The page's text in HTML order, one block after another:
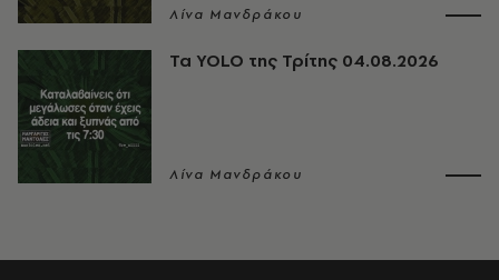
Λίνα Μανδράκου
Τα YOLO της Τρίτης 04.08.2026
Λίνα Μανδράκου